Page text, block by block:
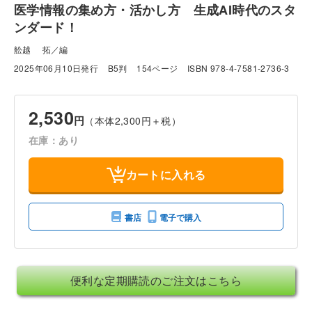
医学情報の集め方・活かし方 生成AI時代のスタ
ンダード！
舩越 拓／編
2025年06月10日発行
B5判 154ページ ISBN 978-4-7581-2736-3
2,530円 （本体2,300円＋税）
在庫：あり
カートに入れる
書店 電子で購入
便利な定期購読のご注文はこちら